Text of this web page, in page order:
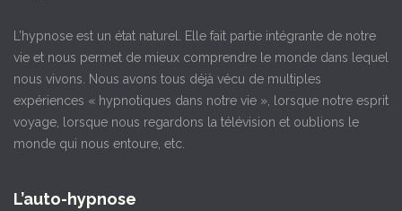
L’hypnose est un état naturel. Elle fait partie intégrante de notre
vie et nous permet de mieux comprendre le monde dans lequel
nous vivons. Nous avons tous déjà vécu de multiples
expériences « hypnotiques dans notre vie », lorsque notre esprit
voyage, lorsque nous regardons la télévision et oublions le
monde qui nous entoure, etc.
L’auto-hypnose